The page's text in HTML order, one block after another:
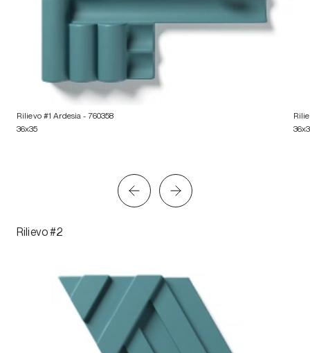
Rilievo #1 Ardesia - 760358
36x35
Rilievo #2